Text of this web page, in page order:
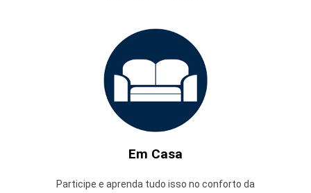
Em Casa
Participe e aprenda tudo isso no conforto da